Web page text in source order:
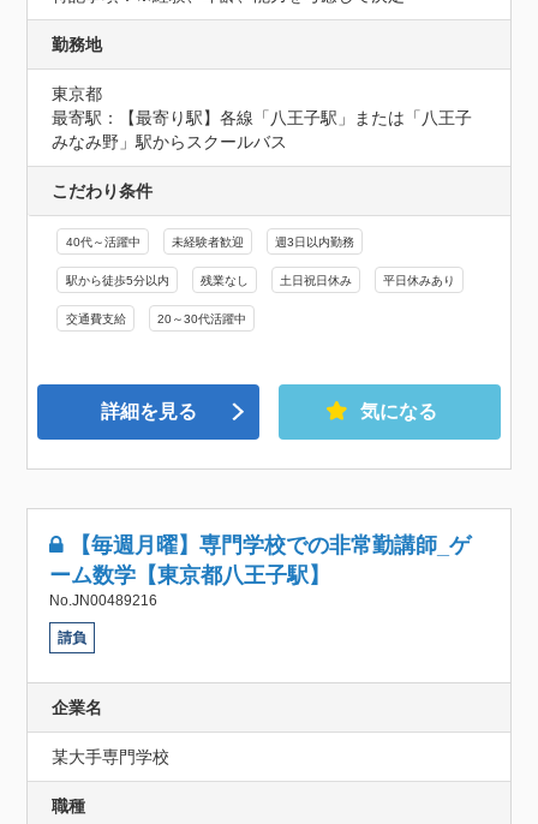
勤務地
東京都
最寄駅：【最寄り駅】各線「八王子駅」または「八王子
みなみ野」駅からスクールバス
こだわり条件
40代～活躍中 未経験者歓迎 週3日以内勤務
駅から徒歩5分以内 残業なし 土日祝日休み 平日休みあり
交通費支給 20～30代活躍中
詳細を見る 気になる
【毎週月曜】専門学校での非常勤講師_ゲ
ーム数学【東京都八王子駅】
No.JN00489216
請負
企業名
某大手専門学校
職種